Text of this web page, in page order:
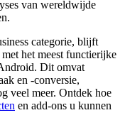
van wereldwijde
categorie, blijft
het meest functierijke
Dit omvat
en -conversie,
veel meer. Ontdek hoe
en add-ons u kunnen